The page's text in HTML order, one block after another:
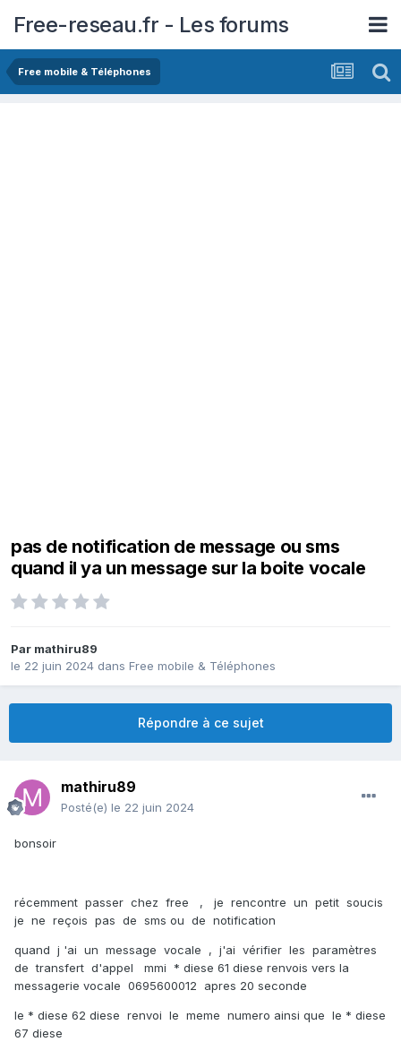
Free-reseau.fr - Les forums
Free mobile & Téléphones
pas de notification de message ou sms
quand il ya un message sur la boite vocale
Par mathiru89
le 22 juin 2024 dans Free mobile & Téléphones
Répondre à ce sujet
mathiru89
Posté(e) le 22 juin 2024
bonsoir
récemment passer chez free , je rencontre un petit soucis
je ne reçois pas de sms ou de notification
quand j 'ai un message vocale , j'ai vérifier les paramètres
de transfert d'appel mmi * diese 61 diese renvois vers la
messagerie vocale 0695600012 apres 20 seconde
le * diese 62 diese renvoi le meme numero ainsi que le * diese
67 diese